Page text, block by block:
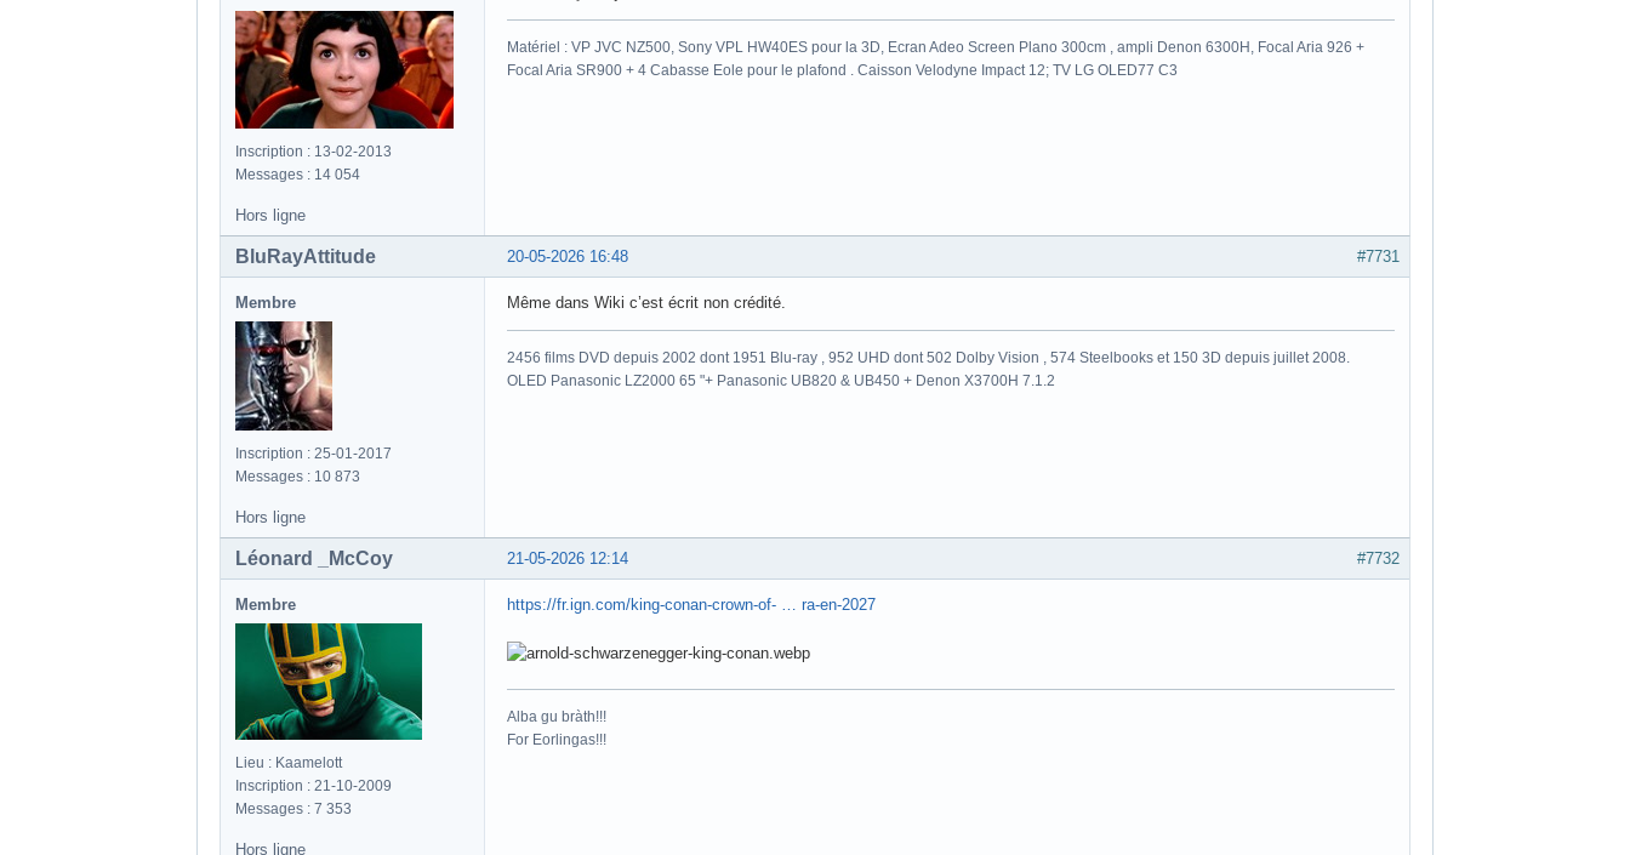
Inscription : 13-02-2013
Messages : 14 054
Matériel : VP JVC NZ500, Sony VPL HW40ES pour la 3D, Ecran Adeo Screen Plano 300cm , ampli Denon 6300H, Focal Aria 926 +
Focal Aria SR900 + 4 Cabasse Eole pour le plafond . Caisson Velodyne Impact 12; TV LG OLED77 C3
Hors ligne
#7731
20-05-2026 16:48
BluRayAttitude
Membre
Inscription : 25-01-2017
Messages : 10 873
Même dans Wiki c’est écrit non crédité.
2456 films DVD depuis 2002 dont 1951 Blu-ray , 952 UHD dont 502 Dolby Vision , 574 Steelbooks et 150 3D depuis juillet 2008.
OLED Panasonic LZ2000 65 "+ Panasonic UB820 & UB450 + Denon X3700H 7.1.2
Hors ligne
#7732
21-05-2026 12:14
Léonard _McCoy
Membre
Lieu : Kaamelott
Inscription : 21-10-2009
Messages : 7 353
https://fr.ign.com/king-conan-crown-of- … ra-en-2027
Alba gu bràth!!!
For Eorlingas!!!
Hors ligne